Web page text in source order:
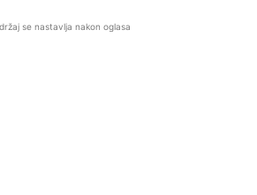
se nastavlja nakon oglasa